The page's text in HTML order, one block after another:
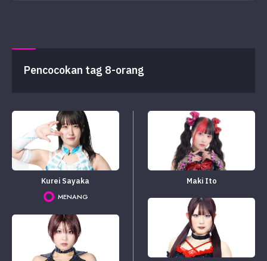
Pencocokan tag 8-orang
Kurei Sayaka
MENANG
Maki Ito